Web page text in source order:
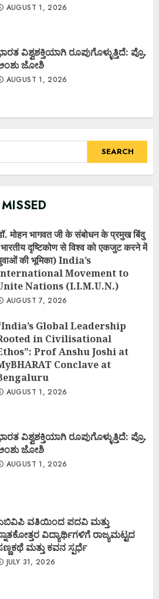
AUGUST 1, 2026
ವಿಶ್ವಶಕ್ತಿಯಾಗಿ ರೂಪುಗೊಳ್ಳುತ್ತಿದೆ: ಪ್ರೊ.
ಜೋಶಿ
AUGUST 1, 2026
मोहन भागवत जी के संबोधन के प्रमुख बिंदु
दृष्टिकोण से विश्व को एकजुट करने में
की भूमिका) India’s
Movement to
Nations (I.I.M.U.N.)
AUGUST 7, 2026
Global Leadership
in Civilisational
Prof Anshu Joshi at
Conclave at
AUGUST 1, 2026
ವಿಶ್ವಶಕ್ತಿಯಾಗಿ ರೂಪುಗೊಳ್ಳುತ್ತಿದೆ: ಪ್ರೊ.
ಜೋಶಿ
AUGUST 1, 2026
ವತಿಯಿಂದ ಪದವಿ ಮತ್ತು
ವಿದ್ಯಾರ್ಥಿಗಳಿಗೆ ರಾಜ್ಯಮಟ್ಟದ
ಮತ್ತು ಕವನ ಸ್ಪರ್ಧೆ
JULY 31, 2026